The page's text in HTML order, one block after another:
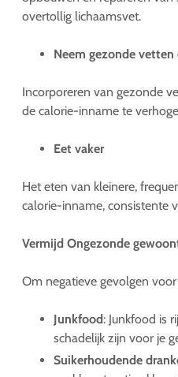
overtollig lichaamsvet.
Neem gezonde vetten
Incorporeren van gezonde
de calorie-inname te
Eet vaker
Het eten van kleinere,
calorie-inname, consistente
Vermijd Ongezonde
Om negatieve gevolgen
Junkfood: Junkfood is
schadelijk zijn voor je
Suikerhoudende